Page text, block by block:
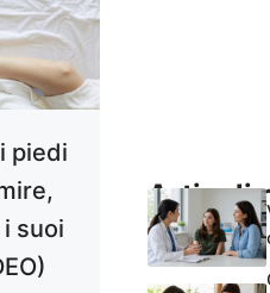
piedi
suoi
Articoli